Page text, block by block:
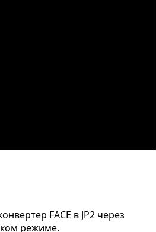
FACE в JP2 через
режиме.